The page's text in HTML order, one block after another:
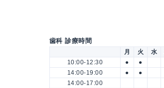
歯科 診療時間
月 火 水
10:00-12:30
● ●
14:00-19:00
● ●
14:00-17:00